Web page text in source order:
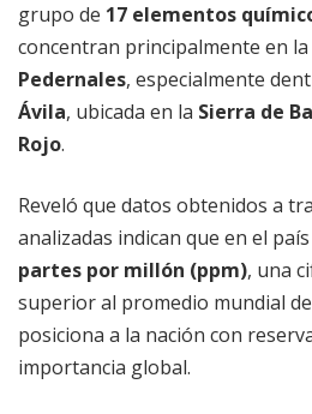
grupo de 17 elementos
concentran principalmente en
Pedernales, especialmente
Ávila, ubicada en la Sierra de
Rojo.
Reveló que datos obtenidos a
analizadas indican que en el
partes por millón (ppm), una
superior al promedio mundial de
posiciona a la nación con
importancia global.